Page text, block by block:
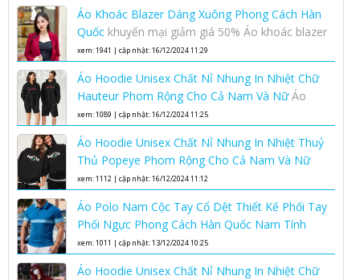
Áo Khoác Blazer Dáng Xuông Phong Cách Hàn
Quốc khuyến mại giảm giá 50% Áo khoác blazer
dáng xuông phong cách Hàn Quốc nhân dịp
xem: 1941 | cập nhật: 16/12/2024 11:29
Áo Hoodie Unisex Chất Nỉ Nhung In Nhiệt Chữ
Hauteur Phom Rộng Cho Cả Nam Và NữÁo
Hoodie Unisex Chất Nỉ Nhung In Nhiệt Chữ
xem: 1089 | cập nhật: 16/12/2024 11:25
Áo Hoodie Unisex Chất Nỉ Nhung In Nhiệt Thuỷ
Thủ Popeye Phom Rộng Cho Cả Nam Và Nữ
Áo hoodie unisex phom rộng chất nỉ nhung áo
xem: 1112 | cập nhật: 16/12/2024 11:12
Áo Polo Nam Cộc Tay Cổ Dệt Thiết Kế Phối Tay
Phối Ngực Phong Cách Hàn Quốc Nam Tính
Lịch Lãmáo polo nam cộc tay cổ dệt
xem: 1011 | cập nhật: 13/12/2024 10:25
Áo Hoodie Unisex Chất Nỉ Nhung In Nhiệt Chữ